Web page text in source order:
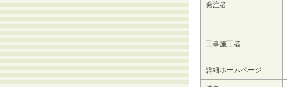
発注者
工事施工者
詳細ホームページ